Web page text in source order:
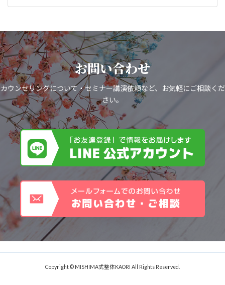
お問い合わせ
カウンセリングについて・セミナー講演依頼など、お気軽にご相談くだ
さい。
Copyright © MISHIMA式整体KAORI All Rights Reserved.